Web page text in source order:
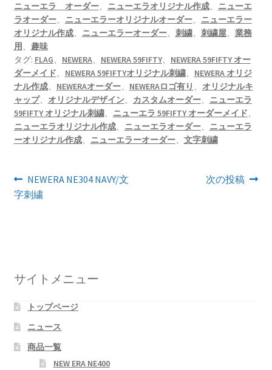
ニューエラ オーダー、 ニューエラオリジナル作成、 ニューエ
ラオーダー、 ニューエラーオリジナルオーダー、 ニューエラー
オリジナル作成、 ニューエラーオーダー、 刺繍、 刺繍屋、 業務
用 、 趣味
タグ: FLAG、 NEWERA、 NEWERA 59FIFTY、 NEWERA 59FIFTY オー
ダーメイド、 NEWERA 59FIFTYオリジナル刺繍、 NEWERA オリジ
ナル作成、 NEWERAオーダー、 NEWERAロゴ有り 、 オリジナルキ
ャップ、 オリジナルデザイン、 カスタムオーダー、 ニューエラ
59FIFTY オリジナル刺繍、 ニューエラ 59FIFTY オーダーメイド、
ニューエラオリジナル作成、 ニューエラオーダー、 ニューエラ
ーオリジナル作成、 ニューエラーオーダー、 文字刺繍
投
稿
ゲ
ー
シ
ョ
前
の
NEWERA NE304 NAVY/文
字刺繍
次
次の投稿
サイトメニュー
トップページ
ニュース
商品一覧
NEW ERA NE400